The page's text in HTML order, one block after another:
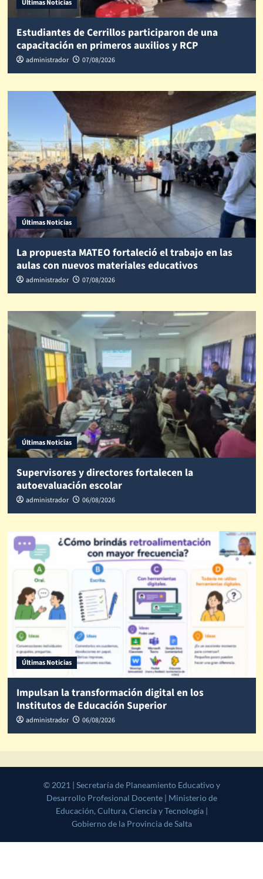
Últimas Noticias
Estudiantes de Cerrillos participaron de una
capacitación en primeros auxilios y RCP
administrador 07/08/2026
Últimas Noticias
La propuesta MATEO fortaleció el trabajo en las
aulas con nuevos materiales educativos
administrador 07/08/2026
Últimas Noticias
Supervisores y directores fortalecen la
autoevaluación escolar
administrador 06/08/2026
Últimas Noticias
Impulsan la transformación digital en los
Institutos de Educación Superior
administrador 06/08/2026
© 2021 | Secretaría de Planeamiento Educativo y Desarrollo
Profesional Docente | Ministerio de Educación, Cultura, Ciencia y
Tecnología | Gobierno de la Provincia de Salta|CoverNews
themes.